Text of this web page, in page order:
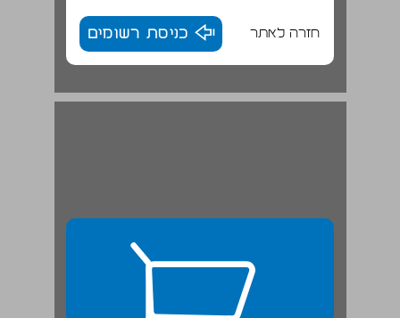
חזרה לאתר כניסת רשומים